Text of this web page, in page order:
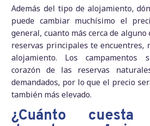
Además del tipo de alojamiento,
puede cambiar muchísimo el
general, cuanto más cerca de alguno
reservas principales te encuentres,
alojamiento. Los campamentos
corazón de las reservas
demandados, por lo que el precio
también más elevado.
¿Cuánto cuesta